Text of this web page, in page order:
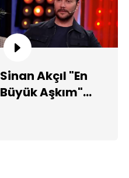
Sinan Akçıl "En
Büyük Aşkım"